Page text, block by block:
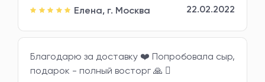
Елена, г. Москва 22.02.2022
Благодарю за доставку ❤️ Попробовала сыр,
подарок - полный восторг 🙏 🏻